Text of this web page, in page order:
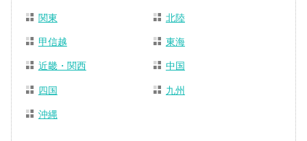
関東 北陸
甲信越 東海
近畿・関西 中国
四国 九州
沖縄